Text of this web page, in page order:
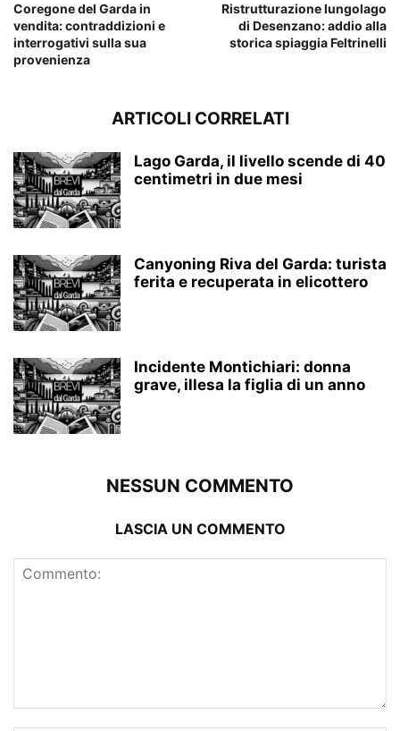
Coregone del Garda in
vendita: contraddizioni e
interrogativi sulla sua
provenienza
Ristrutturazione lungolago
di Desenzano: addio alla
storica spiaggia Feltrinelli
ARTICOLI CORRELATI
Lago Garda, il livello scende di 40
centimetri in due mesi
Canyoning Riva del Garda: turista
ferita e recuperata in elicottero
Incidente Montichiari: donna
grave, illesa la figlia di un anno
NESSUN COMMENTO
LASCIA UN COMMENTO